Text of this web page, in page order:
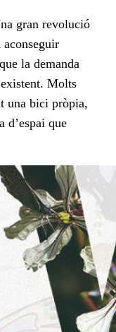
gran revolució
la demanda
Molts
una bici pròpia,
d’espai que